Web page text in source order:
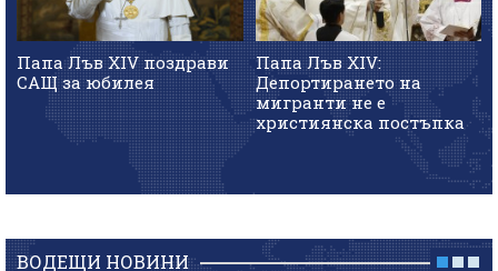
Папа Лъв XIV поздрави
САЩ за юбилея
Папа Лъв XIV:
Депортирането на
мигранти не е
християнска постъпка
ВОДЕЩИ НОВИНИ